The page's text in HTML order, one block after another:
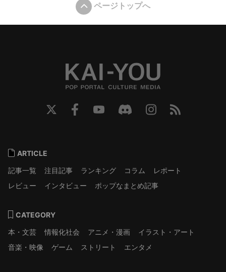
ページトップへ
ARTICLE
記事一覧
注目記事 ランキング コラム
レポート
レビュー
インタビュー ポップなまとめ記事
CATEGORY
本・文芸
情報化社会 アニメ・漫画
イラスト・アート
音楽・映像
ゲーム ストリート エンタメ